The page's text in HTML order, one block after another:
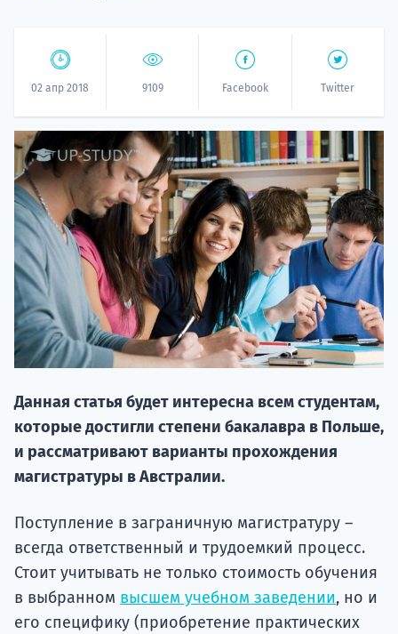
02 апр 2018 9109 Facebook Twitter
Данная статья будет интересна всем студентам,
которые достигли степени бакалавра в Польше,
и рассматривают варианты прохождения
магистратуры в Австралии.
Поступление в заграничную магистратуру –
всегда ответственный и трудоемкий процесс.
Стоит учитывать не только стоимость обучения
в выбранном высшем учебном заведении, но и
его специфику (приобретение практических
20.09
НАБОР